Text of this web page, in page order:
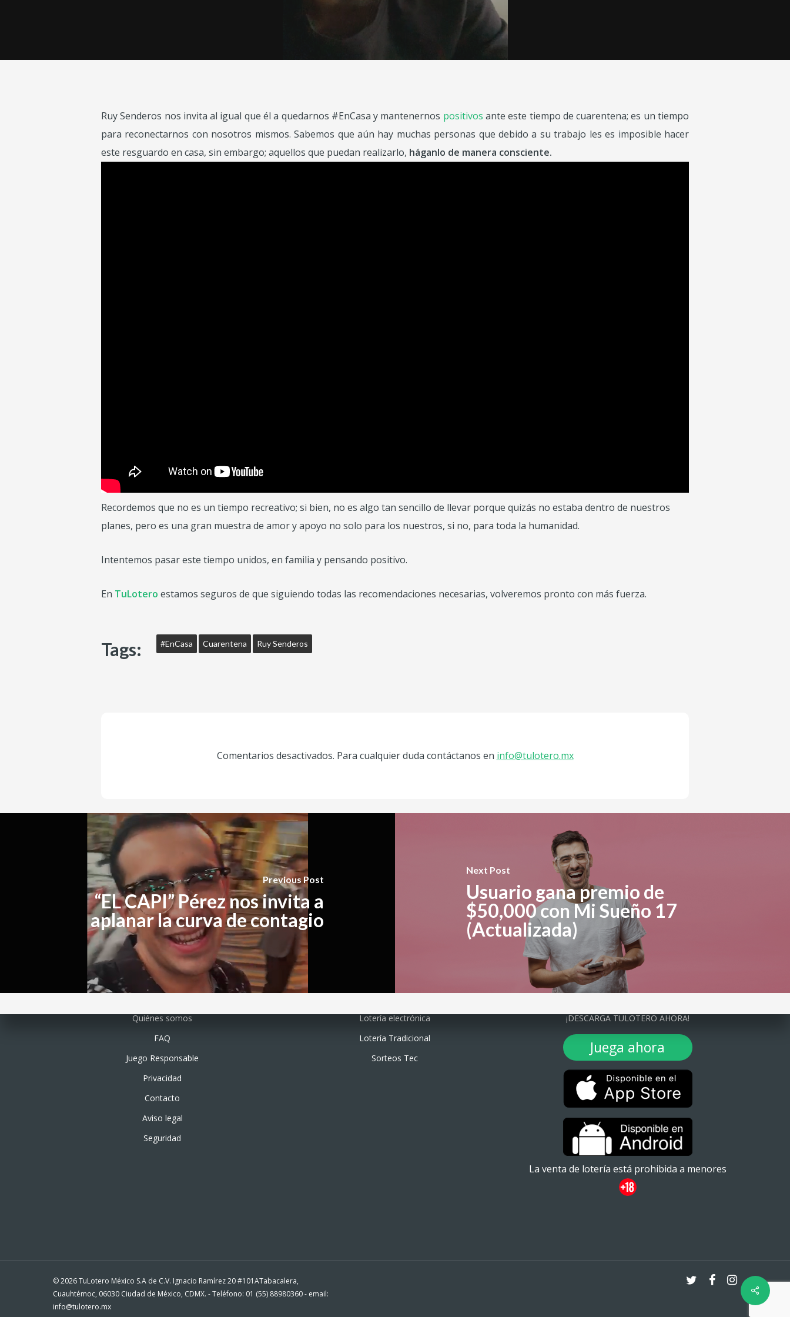
Ruy Senderos nos invita al igual que él a quedarnos #EnCasa y mantenernos positivos ante este tiempo de cuarentena; es un tiempo
para reconectarnos con nosotros mismos. Sabemos que aún hay muchas personas que debido a su trabajo les es imposible hacer
este resguardo en casa, sin embargo; aquellos que puedan realizarlo, háganlo de manera consciente.
Recordemos que no es un tiempo recreativo; si bien, no es algo tan sencillo de llevar porque quizás no estaba dentro de nuestros
planes, pero es una gran muestra de amor y apoyo no solo para los nuestros, si no, para toda la humanidad.
Intentemos pasar este tiempo unidos, en familia y pensando positivo.
En TuLotero estamos seguros de que siguiendo todas las recomendaciones necesarias, volveremos pronto con más fuerza.
Tags: #EnCasa Cuarentena Ruy Senderos
Comentarios desactivados. Para cualquier duda contáctanos en info@tulotero.mx
Previous Post
“EL CAPI” Pérez nos invita a
aplanar la curva de contagio
Next Post
Usuario gana premio de
$50,000 con Mi Sueño 17
(Actualizada)
Quiénes somos
FAQ
Juego Responsable
Privacidad
Contacto
Aviso legal
Seguridad
Lotería electrónica
Lotería Tradicional
Sorteos Tec
¡DESCARGA TULOTERO AHORA!
Juega ahora
La venta de lotería está prohibida a menores
© 2026 TuLotero México S.A de C.V. Ignacio Ramírez 20 #101ATabacalera,
Cuauhtémoc, 06030 Ciudad de México, CDMX. - Teléfono: 01 (55) 88980360 - email:
info@tulotero.mx
twitter facebookinstagram